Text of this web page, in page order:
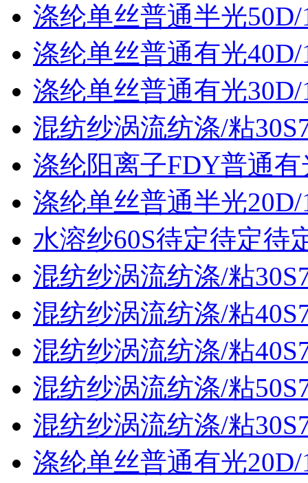
涤纶单丝普通半光50D/
涤纶单丝普通有光40D/
涤纶单丝普通有光30D/
混纺纱涡流纺涤/粘
涤纶阳离子FDY普通有
涤纶单丝普通半光20D/
水溶纱60S待定待定待
混纺纱涡流纺涤/粘
混纺纱涡流纺涤/粘
混纺纱涡流纺涤/粘
混纺纱涡流纺涤/粘
混纺纱涡流纺涤/粘
涤纶单丝普通有光20D/